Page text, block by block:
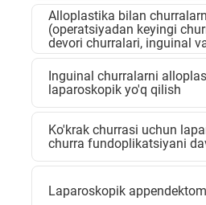
Alloplastika bilan
(operatsiyadan keyingi
devori churralari, inguinal
Inguinal churralarni
laparoskopik yo'q qilish
Ko'krak churrasi uchun
churra fundoplikatsiyani
Laparoskopik